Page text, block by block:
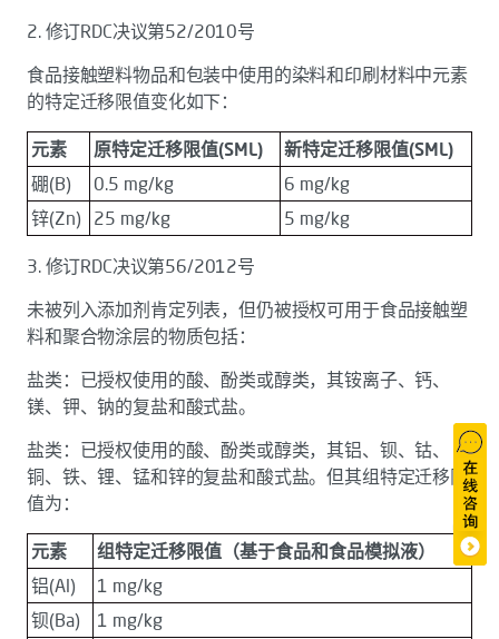
2. 修订RDC决议第52/2010号
食品接触塑料物品和包装中使用的染料和印刷材料中元素
的特定迁移限值变化如下：
元素 原特定迁移限值(SML)
新特定迁移限值(SML)
硼(B)
0.5 mg/kg
6 mg/kg
锌(Zn)
25 mg/kg 5 mg/kg
3. 修订RDC决议第56/2012号
未被列入添加剂肯定列表，但仍被授权可用于食品接触塑
料和聚合物涂层的物质包括：
盐类：已授权使用的酸、酚类或醇类，其铵离子、钙、
镁、钾、钠的复盐和酸式盐。
盐类：已授权使用的酸、酚类或醇类，其铝、钡、钴、
铜、铁、锂、锰和锌的复盐和酸式盐。但其组特定迁移限
值为：
元素
组特定迁移限值（基于食品和食品模拟液）
铝(Al)
1 mg/kg
钡(Ba)
1 mg/kg